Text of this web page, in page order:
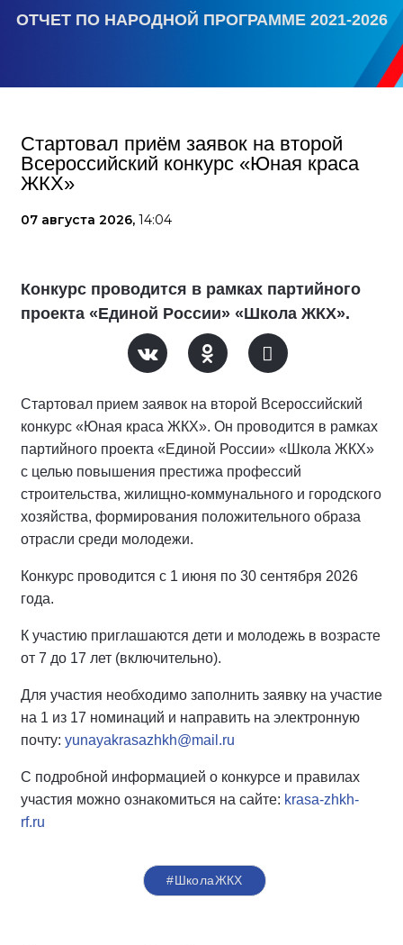
ОТЧЕТ ПО НАРОДНОЙ ПРОГРАММЕ 2021-2026
Стартовал приём заявок на второй
Всероссийский конкурс «Юная краса
ЖКХ»
07 августа 2026, 14:04
Конкурс проводится в рамках партийного
проекта «Единой России» «Школа ЖКХ».
Стартовал прием заявок на второй Всероссийский
конкурс «Юная краса ЖКХ». Он проводится в рамках
партийного проекта «Единой России» «Школа ЖКХ»
с целью повышения престижа профессий
строительства, жилищно-коммунального и городского
хозяйства, формирования положительного образа
отрасли среди молодежи.
Конкурс проводится с 1 июня по 30 сентября 2026
года.
К участию приглашаются дети и молодежь в возрасте
от 7 до 17 лет (включительно).
Для участия необходимо заполнить заявку на участие
на 1 из 17 номинаций и направить на электронную
почту: yunayakrasazhkh@mail.ru
С подробной информацией о конкурсе и правилах
участия можно ознакомиться на сайте: krasa-zhkh-
rf.ru
#ШколаЖКХ